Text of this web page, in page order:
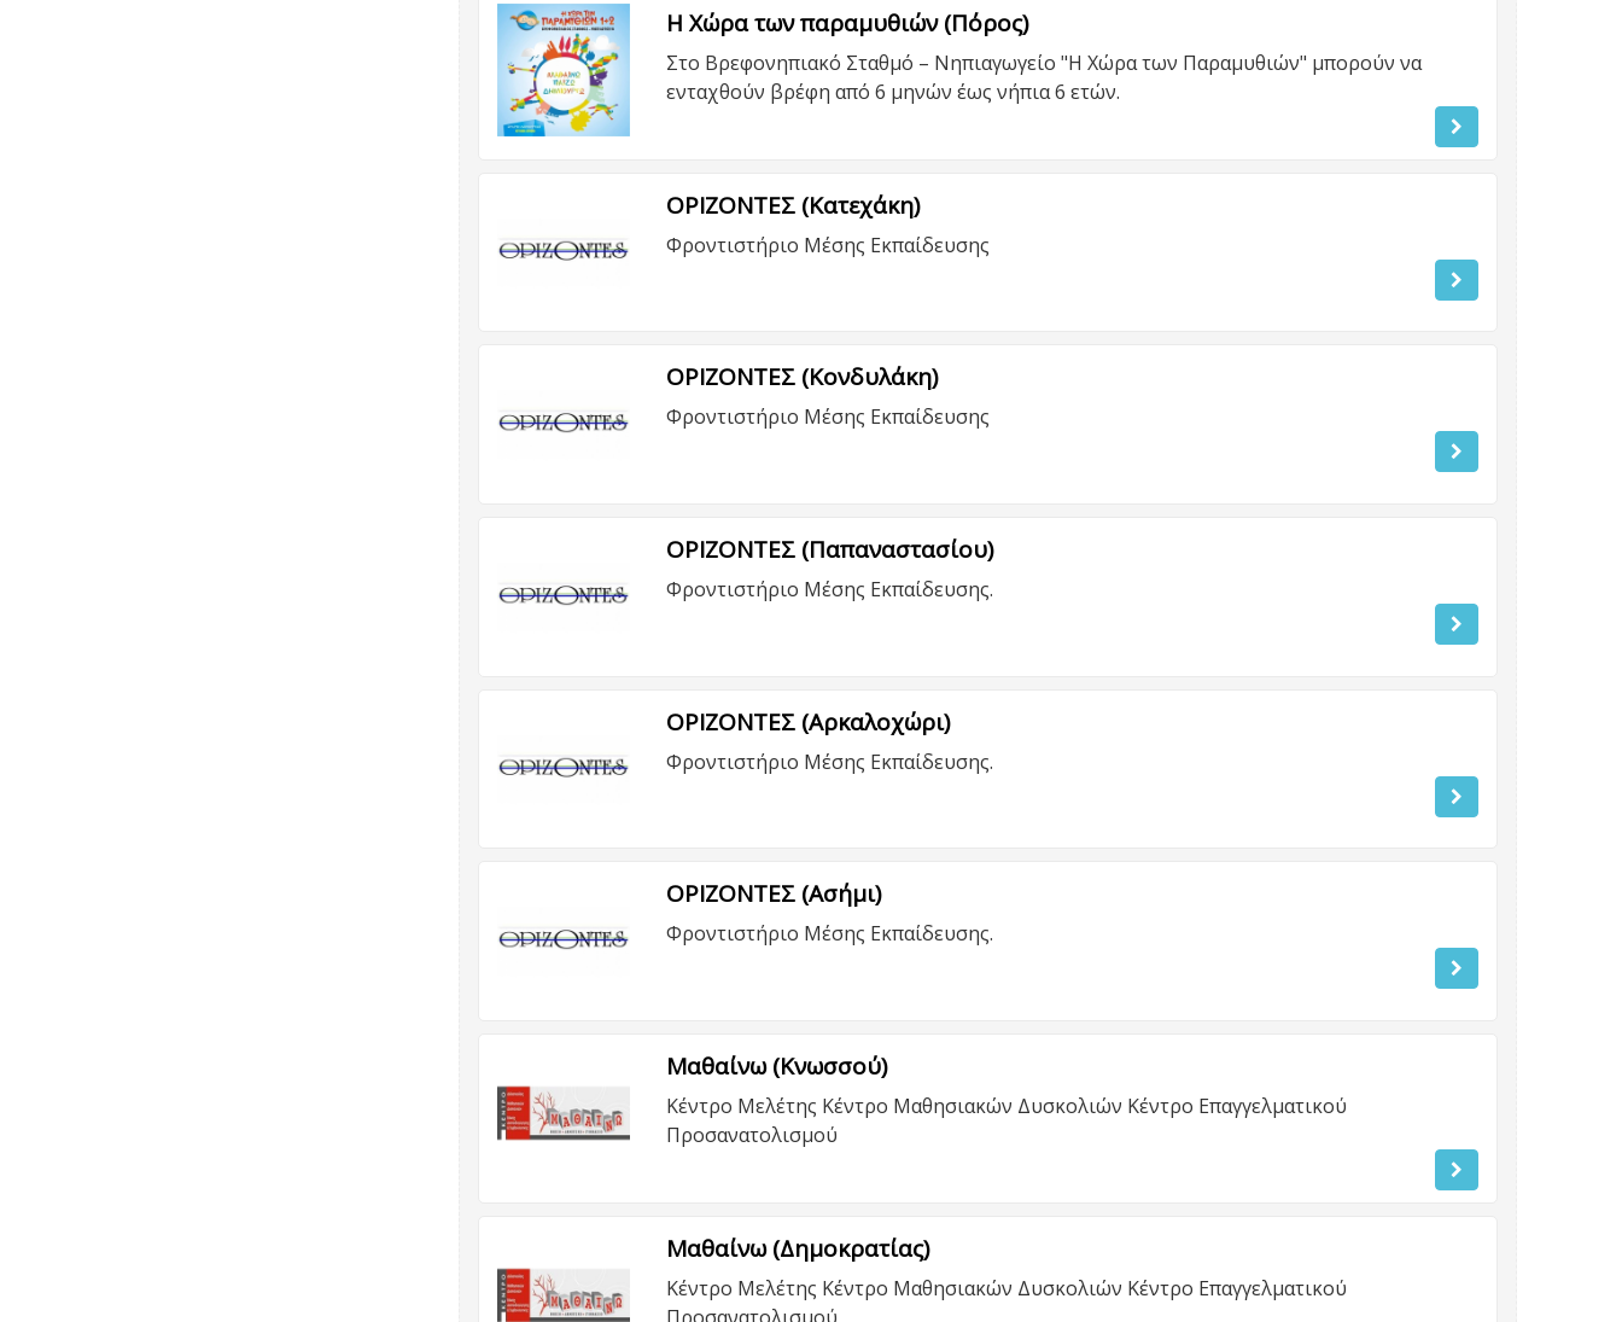
Η Χώρα των παραμυθιών (Πόρος)
Στο Βρεφονηπιακό Σταθμό – Νηπιαγωγείο "Η Χώρα των Παραμυθιών" μπορούν να
ενταχθούν βρέφη από 6 μηνών έως νήπια 6 ετών.
ΟΡΙΖΟΝΤΕΣ (Κατεχάκη)
Φροντιστήριο Μέσης Εκπαίδευσης
ΟΡΙΖΟΝΤΕΣ (Κονδυλάκη)
Φροντιστήριο Μέσης Εκπαίδευσης
ΟΡΙΖΟΝΤΕΣ (Παπαναστασίου)
Φροντιστήριο Μέσης Εκπαίδευσης.
ΟΡΙΖΟΝΤΕΣ (Αρκαλοχώρι)
Φροντιστήριο Μέσης Εκπαίδευσης.
ΟΡΙΖΟΝΤΕΣ (Ασήμι)
Φροντιστήριο Μέσης Εκπαίδευσης.
Μαθαίνω (Κνωσσού)
Κέντρο Μελέτης Κέντρο Μαθησιακών Δυσκολιών Κέντρο Επαγγελματικού
Προσανατολισμού
Μαθαίνω (Δημοκρατίας)
Κέντρο Μελέτης Κέντρο Μαθησιακών Δυσκολιών Κέντρο Επαγγελματικού